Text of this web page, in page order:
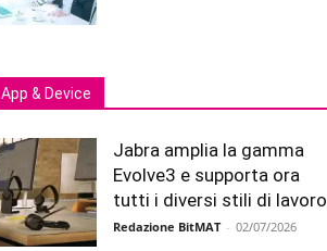
App & Device
Jabra amplia la gamma
Evolve3 e supporta ora
tutti i diversi stili di lavoro
Redazione BitMAT - 02/07/2026